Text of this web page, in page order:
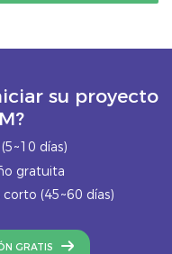
su proyecto
días)
gratuita
(45~60 días)
GRATIS